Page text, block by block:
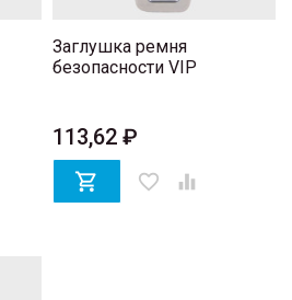
Заглушка ремня
безопасности VIP
113,62 ₽
 favorite_border 